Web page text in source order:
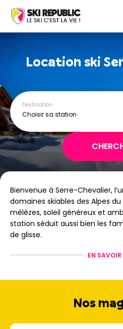
Location ski
Destination
Choisir sa station
Bienvenue à Serre-Chevalier,
domaines skiables des Alpes
mélèzes, soleil généreux et
station séduit aussi bien les
de glisse.
, profitez
EN SAVOIR
Nos